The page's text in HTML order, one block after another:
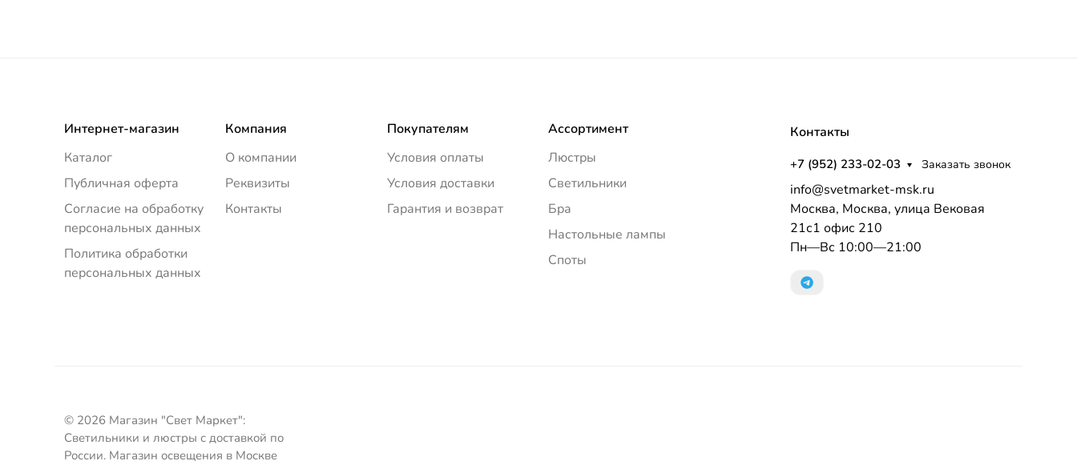
Интернет-магазин
Каталог
Публичная оферта
Согласие на обработку
персональных данных
Политика обработки
персональных данных
Компания
О компании
Реквизиты
Контакты
Покупателям
Условия оплаты
Условия доставки
Гарантия и возврат
Ассортимент
Люстры
Светильники
Бра
Настольные лампы
Споты
Контакты
+7 (952) 233-02-03 Заказать звонок
info@svetmarket-msk.ru
Москва, Москва, улица Вековая
21с1 офис 210
Пн—Вс 10:00—21:00
© 2026 Магазин "Свет Маркет":
Светильники и люстры с доставкой по
России. Магазин освещения в Москве